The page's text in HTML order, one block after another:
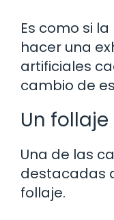
Es como si
hacer una
artificiales
cambio de
Un
Una de las
destacadas
follaje.